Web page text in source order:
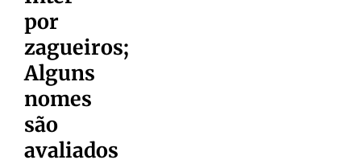
por
zagueiros;
Alguns
nomes
são
avaliados